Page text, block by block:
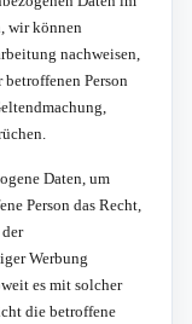
wir können
nachweisen,
Person
Daten, um
Person das Recht,
Werbung
es mit solcher
die betroffene